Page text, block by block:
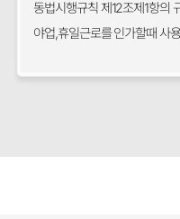
동법시행규칙 제12조제1항의
야업,휴일근로를 인가할때 사